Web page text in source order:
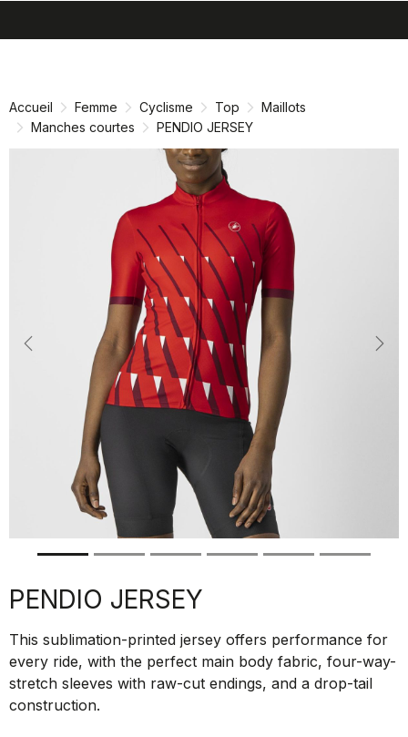
directement
navigation
directement
Accueil Femme Cyclisme Top
Maillots
Manches courtes
PENDIO JERSEY
Previous
PENDIO JERSEY
This sublimation-printed jersey offers performance for
every ride, with the perfect main body fabric, four-way-
stretch sleeves with raw-cut endings, and a drop-tail
construction.